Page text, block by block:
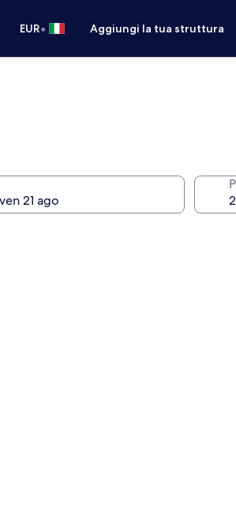
EUR• Aggiungi la tua struttura